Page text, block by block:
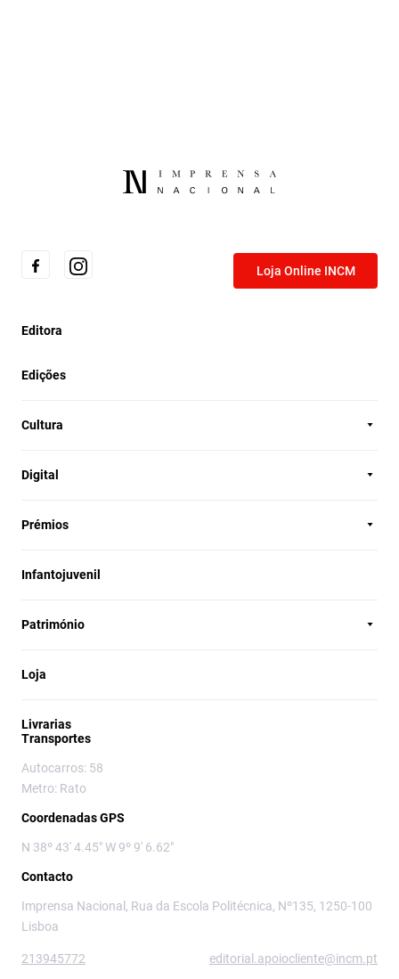
Loja Online INCM
Editora
Edições
Cultura
Digital
Prémios
Infantojuvenil
Património
Loja
Livrarias
Transportes
Autocarros: 58
Metro: Rato
Coordenadas GPS
N 38º 43' 4.45" W 9º 9' 6.62"
Contacto
Imprensa Nacional, Rua da Escola Politécnica, Nº135, 1250-100
Lisboa
213945772 editorial.apoiocliente@incm.pt